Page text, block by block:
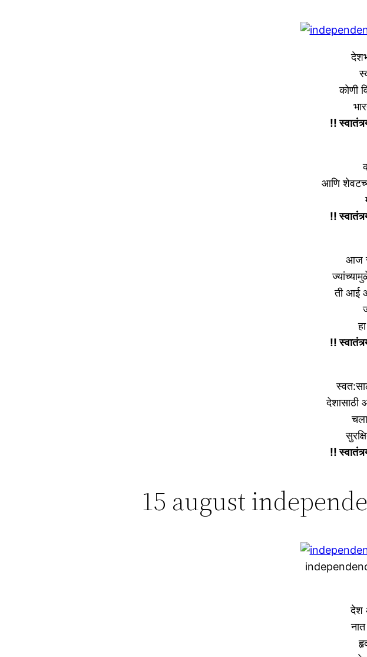
कोणी
!!
आणि
!!
आज
ती आई
!!
!!
15 august
देश